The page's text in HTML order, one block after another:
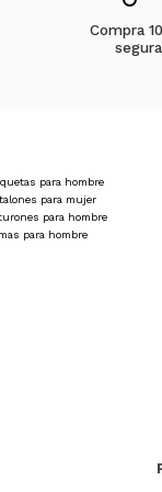
fáciles de
y crea looks
en aliadas
Compra
segura
para hombre
para mujer
para hombre
para hombre